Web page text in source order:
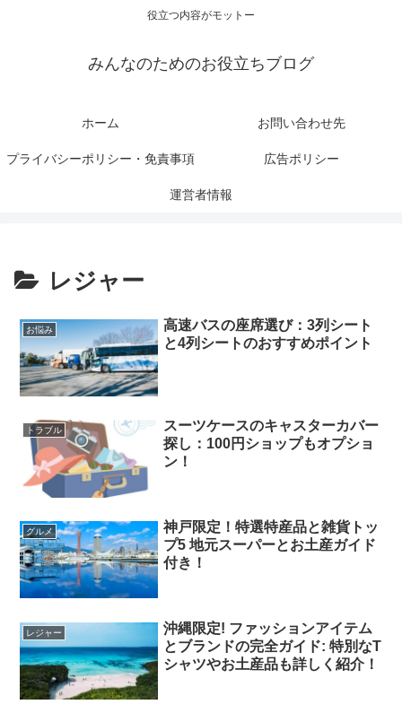
役立つ内容がモットー
みんなのためのお役立ちブログ
ホーム お問い合わせ先
プライバシーポリシー・免責事項 広告ポリシー
運営者情報
レジャー
お悩み
高速バスの座席選び：3列シート
と4列シートのおすすめポイント
トラブル
スーツケースのキャスターカバー
探し：100円ショップもオプショ
ン！
グルメ
神戸限定！特選特産品と雑貨トッ
プ5 地元スーパーとお土産ガイド
付き！
レジャー
沖縄限定! ファッションアイテム
とブランドの完全ガイド: 特別なT
シャツやお土産品も詳しく紹介！